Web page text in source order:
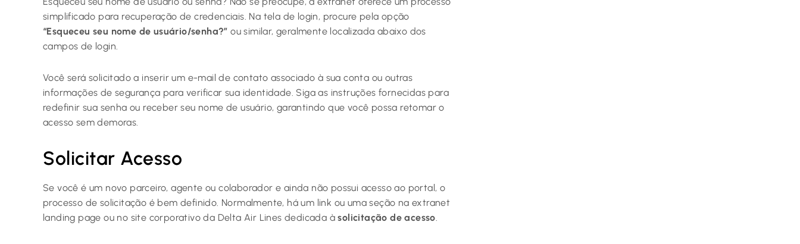
simplificado para recuperação de credenciais. Na tela de login, procure pela opção
“Esqueceu seu nome de usuário/senha?” ou similar, geralmente localizada abaixo dos
campos de login.
Você será solicitado a inserir um e-mail de contato associado à sua conta ou outras
informações de segurança para verificar sua identidade. Siga as instruções fornecidas para
redefinir sua senha ou receber seu nome de usuário, garantindo que você possa retomar o
acesso sem demoras.
Solicitar Acesso
Se você é um novo parceiro, agente ou colaborador e ainda não possui acesso ao portal, o
processo de solicitação é bem definido. Normalmente, há um link ou uma seção na extranet
landing page ou no site corporativo da Delta Air Lines dedicada àsolicitação de acesso.